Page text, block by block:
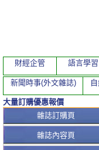
雜誌訂購頁
雜誌內容頁
財經企管 語言學習
新聞時事(外文雜誌)
大量訂購優惠報價